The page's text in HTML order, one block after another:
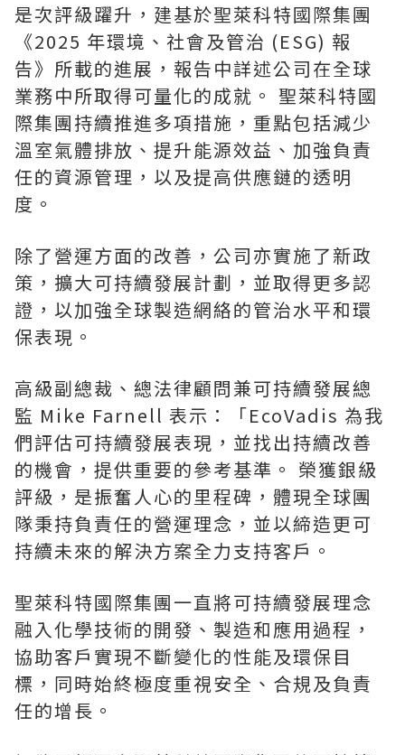
是次評級躍升，建基於聖萊科特國際集團
《2025 年環境、社會及管治 (ESG) 報
告》所載的進展，報告中詳述公司在全球
業務中所取得可量化的成就。 聖萊科特國
際集團持續推進多項措施，重點包括減少
溫室氣體排放、提升能源效益、加強負責
任的資源管理，以及提高供應鏈的透明
度。
除了營運方面的改善，公司亦實施了新政
策，擴大可持續發展計劃，並取得更多認
證，以加強全球製造網絡的管治水平和環
保表現。
高級副總裁、總法律顧問兼可持續發展總
監 Mike Farnell 表示：「EcoVadis 為我
們評估可持續發展表現，並找出持續改善
的機會，提供重要的參考基準。 榮獲銀級
評級，是振奮人心的里程碑，體現全球團
隊秉持負責任的營運理念，並以締造更可
持續未來的解決方案全力支持客戶。
聖萊科特國際集團一直將可持續發展理念
融入化學技術的開發、製造和應用過程，
協助客戶實現不斷變化的性能及環保目
標，同時始終極度重視安全、合規及負責
任的增長。